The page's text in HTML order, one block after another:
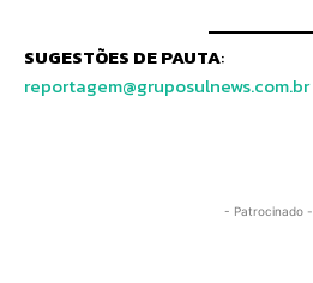
SUGESTÕES DE PAUTA:
reportagem@gruposulnews.com.br
- Patrocinado -